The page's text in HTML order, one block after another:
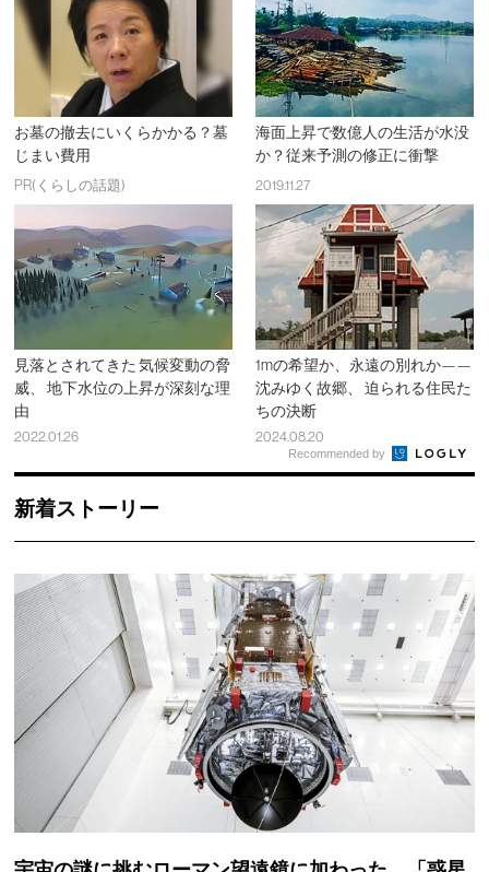
お墓の撤去にいくらかかる？墓
じまい費用
PR(くらしの話題)
海面上昇で数億人の生活が水没
か？従来予測の修正に衝撃
2019.11.27
見落とされてきた 気候変動の脅
威、 地下水位の上昇が深刻な理
由
2022.01.26
1mの希望か、永遠の別れか——
沈みゆく故郷、 迫られる住民た
ちの決断
2024.08.20
Recommended by
新着ストーリー